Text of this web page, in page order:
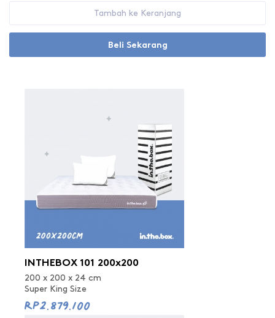
Tambah ke Keranjang
Beli Sekarang
INTHEBOX 101 200x200
200 x 200 x 24 cm
Super King Size
Rp2.879.100